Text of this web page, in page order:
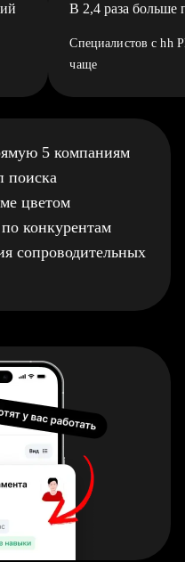
В 2,4 раза больше
Специалистов с hh
чаще
5 компаниям
поиска
цветом
конкурентам
сопроводительных